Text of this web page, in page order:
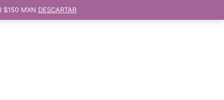
$150 MXN DESCARTAR